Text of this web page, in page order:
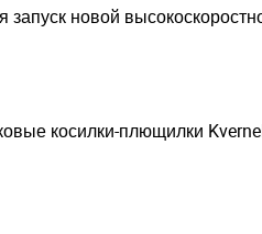
новой
косилки-плющилки